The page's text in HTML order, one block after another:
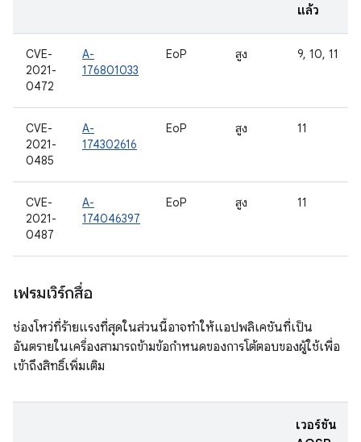
แล้ว
CVE-
2021-
0472
A-
176801033
EoP สูง 9, 10, 11
CVE-
2021-
0485
A-
174302616
EoP สูง 11
CVE-
2021-
0487
A-
174046397
EoP สูง 11
เฟรมเวิร์กสื่อ
ช่องโหว่ที่ร้ายแรงที่สุดในส่วนนี้อาจทำให้แอปพลิเคชันที่เป็น
อันตรายในเครื่องสามารถข้ามข้อกำหนดของการโต้ตอบของผู้ใช้เพื่อ
เข้าถึงสิทธิ์เพิ่มเติม
เวอร์ชัน